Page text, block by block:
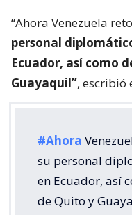
“Ahora Venezuela
personal
Ecuador, así como
Guayaquil”, escribió
#Ahora
su personal
en Ecuador, así
de Quito y